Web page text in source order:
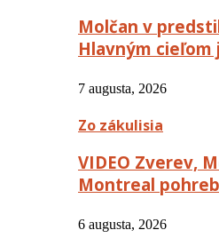
Molčan v
Hlavným cieľom
7 augusta, 2026
Zo zákulisia
VIDEO Zverev,
Montreal
6 augusta, 2026